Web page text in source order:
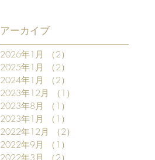
アーカイブ
2026年1月 （2）
2025年1月
（2）
2024年1月
（2）
2023年12月
（1）
2023年8月
（1）
2023年1月
（1）
2022年12月
（2）
2022年9月
（1）